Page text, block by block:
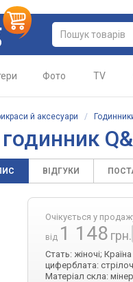
Фото TV
й аксесуари /
ВІДГУКИ
Очікується у
від 1 148 грн.
Стать: жіночі;
циферблата:
Матеріал скла: